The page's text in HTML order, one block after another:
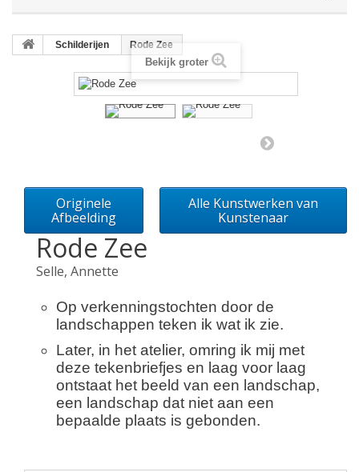
Schilderijen Rode Zee
Bekijk groter
Originele
Afbeelding
Alle Kunstwerken van
Kunstenaar
Rode Zee
Selle, Annette
Op verkenningstochten door de
landschappen teken ik wat ik zie.
Later, in het atelier, omring ik mij met
deze tekenbriefjes en laag voor laag
ontstaat het beeld van een landschap,
een landschap dat niet aan een
bepaalde plaats is gebonden.